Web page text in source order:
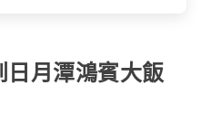
月潭鴻賓大飯